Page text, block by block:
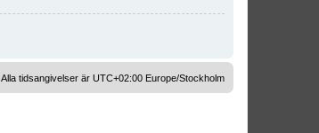
Alla tidsangivelser är UTC+02:00 Europe/Stockholm